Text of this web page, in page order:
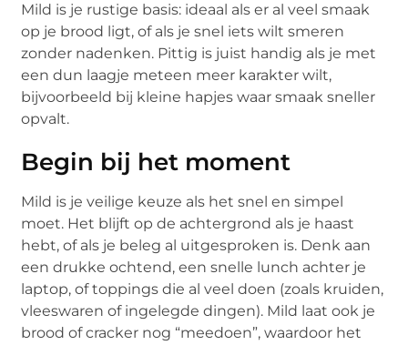
Mild is je rustige basis: ideaal als er al veel smaak
op je brood ligt, of als je snel iets wilt smeren
zonder nadenken. Pittig is juist handig als je met
een dun laagje meteen meer karakter wilt,
bijvoorbeeld bij kleine hapjes waar smaak sneller
opvalt.
Begin bij het moment
Mild is je veilige keuze als het snel en simpel
moet. Het blijft op de achtergrond als je haast
hebt, of als je beleg al uitgesproken is. Denk aan
een drukke ochtend, een snelle lunch achter je
laptop, of toppings die al veel doen (zoals kruiden,
vleeswaren of ingelegde dingen). Mild laat ook je
brood of cracker nog “meedoen”, waardoor het